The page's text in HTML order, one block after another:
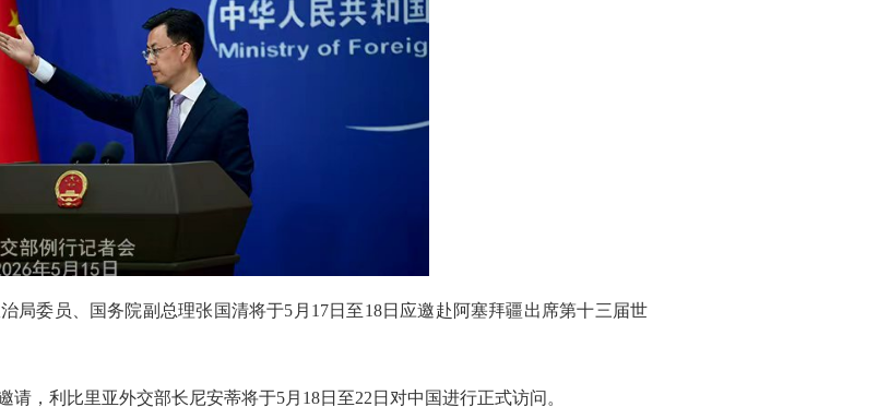
局委员、国务院副总理张国清将于5月17日至18日应邀赴阿塞拜疆出席第十三届世
，利比里亚外交部长尼安蒂将于5月18日至22日对中国进行正式访问。